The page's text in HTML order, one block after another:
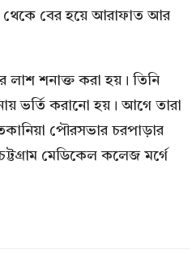
থেকে বের হয়ে আরাফাত আর
লাশ শনাক্ত করা হয়। তিনি
ভর্তি করানো হয়। আগে তারা
পৌরসভার চরপাড়ার
মেডিকেল কলেজ মর্গে